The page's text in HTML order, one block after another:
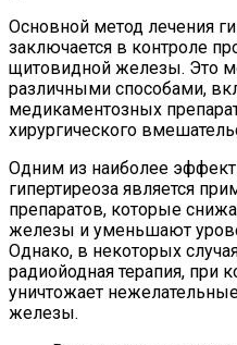
Основной метод лечения
заключается в контроле
щитовидной железы. Это
различными способами,
медикаментозных
хирургического
Одним из наиболее
гипертиреоза является
препаратов, которые
железы и уменьшают
Однако, в некоторых
радиойодная терапия, при
уничтожает
железы.